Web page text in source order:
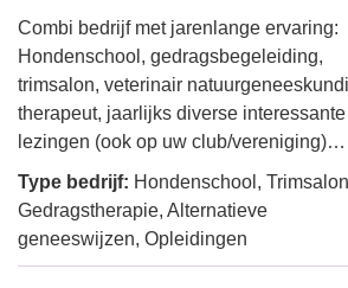
Combi bedrijf met jarenlange ervaring:
Hondenschool, gedragsbegeleiding,
trimsalon, veterinair
therapeut, jaarlijks diverse interessante
lezingen (ook op uw club/vereniging)…
Type bedrijf: Hondenschool,
Gedragstherapie, Alternatieve
geneeswijzen, Opleidingen